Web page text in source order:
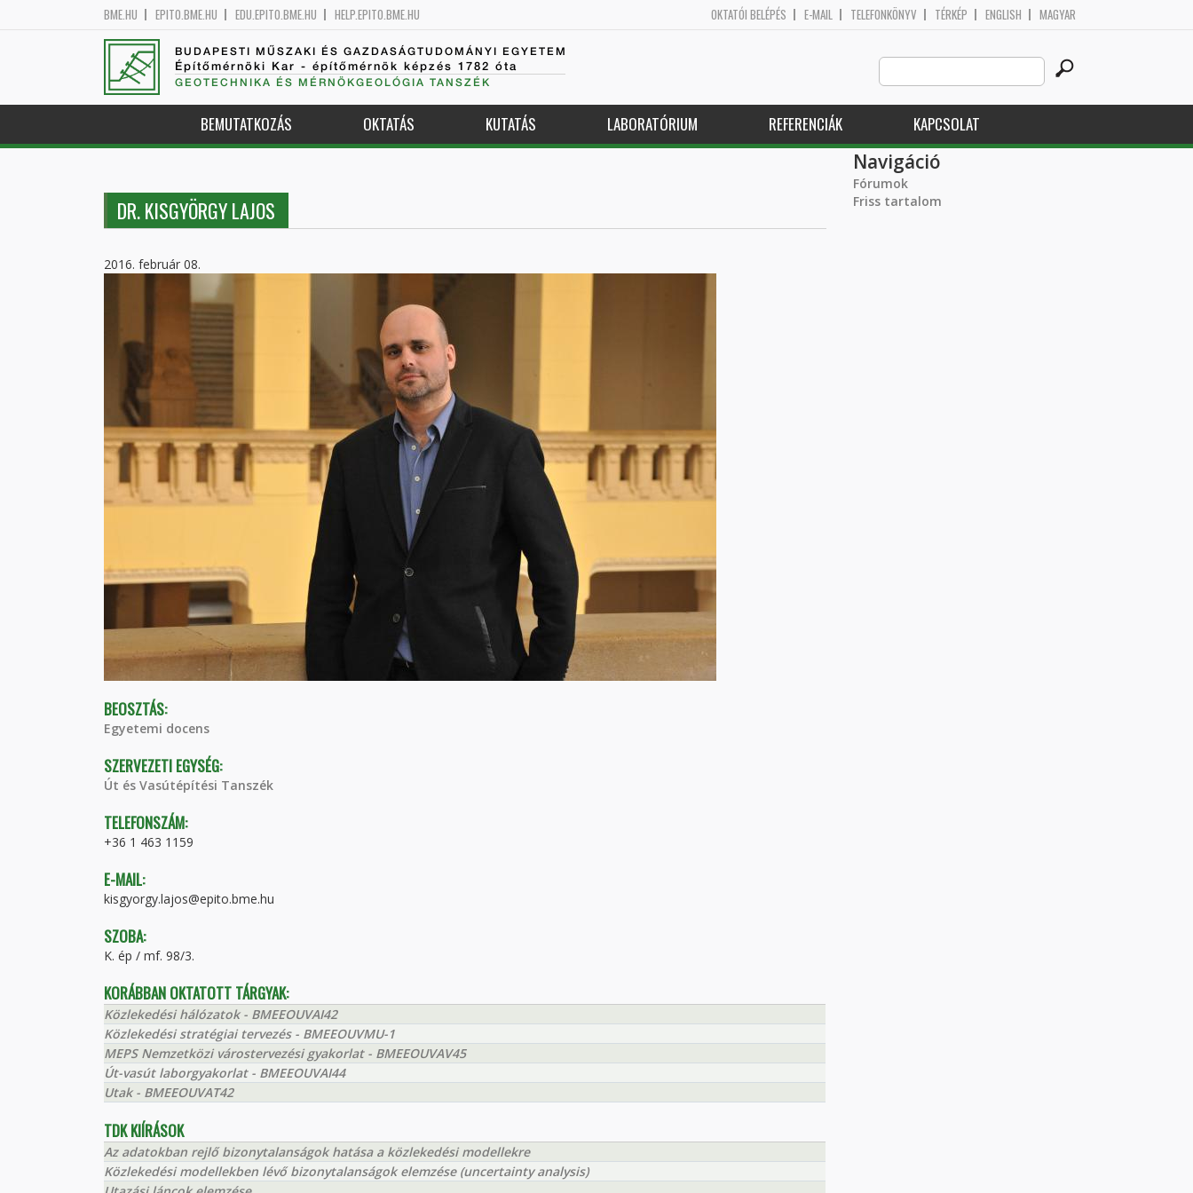
BME.HU EPITO.BME.HU EDU.EPITO.BME.HU HELP.EPITO.BME.HU OKTATÓI BELÉPÉS E-MAIL TELEFONKÖNYV TÉRKÉP ENGLISH MAGYAR
BUDAPESTI MŰSZAKI ÉS GAZDASÁGTUDOMÁNYI EGYETEM
Építőmérnöki Kar - építőmérnök képzés 1782 óta
GEOTECHNIKA ÉS MÉRNÖKGEOLÓGIA TANSZÉK
Search
this
site
BEMUTATKOZÁS OKTATÁS KUTATÁS LABORATÓRIUM REFERENCIÁK KAPCSOLAT
DR. KISGYÖRGY LAJOS
2016. február 08.
BEOSZTÁS:
Egyetemi docens
SZERVEZETI EGYSÉG:
Út és Vasútépítési Tanszék
TELEFONSZÁM:
+36 1 463 1159
E-MAIL:
kisgyorgy.lajos@epito.bme.hu
SZOBA:
K. ép / mf. 98/3.
KORÁBBAN OKTATOTT TÁRGYAK:
Közlekedési hálózatok - BMEEOUVAI42
Közlekedési stratégiai tervezés - BMEEOUVMU-1
MEPS Nemzetközi várostervezési gyakorlat - BMEEOUVAV45
Út-vasút laborgyakorlat - BMEEOUVAI44
Utak - BMEEOUVAT42
TDK KIÍRÁSOK
Az adatokban rejlő bizonytalanságok hatása a közlekedési modellekre
Közlekedési modellekben lévő bizonytalanságok elemzése (uncertainty analysis)
Navigáció
Fórumok
Friss tartalom